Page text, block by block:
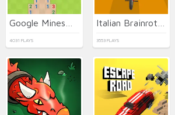
4031 PLAYS 3553 PLAYS